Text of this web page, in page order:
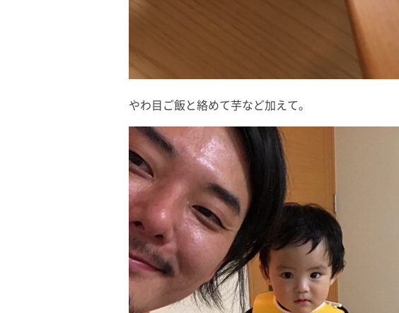
やわ目ご飯と絡めて芋など加えて。